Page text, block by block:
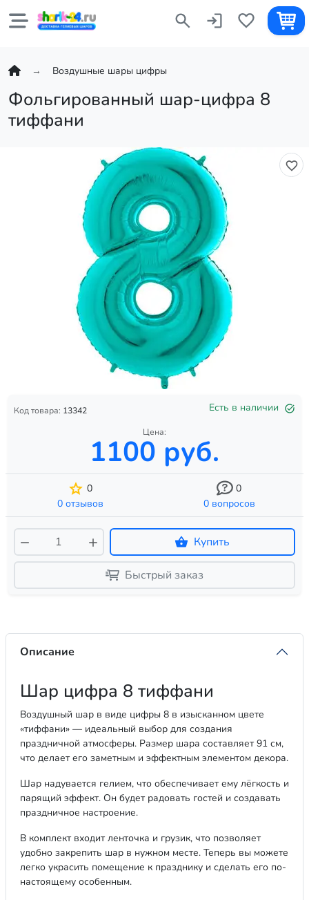
Воздушные шары цифры
Фольгированный шар-цифра 8
тиффани
Код товара: 13342 Есть в наличии
Цена:
1100 руб.
0
0 отзывов
0
0 вопросов
Купить
Быстрый заказ
Описание
Шар цифра 8 тиффани
Воздушный шар в виде цифры 8 в изысканном цвете
«тиффани» — идеальный выбор для создания
праздничной атмосферы. Размер шара составляет 91 см,
что делает его заметным и эффектным элементом декора.
Шар надувается гелием, что обеспечивает ему лёгкость и
парящий эффект. Он будет радовать гостей и создавать
праздничное настроение.
В комплект входит ленточка и грузик, что позволяет
удобно закрепить шар в нужном месте. Теперь вы можете
легко украсить помещение к празднику и сделать его по-
настоящему особенным.